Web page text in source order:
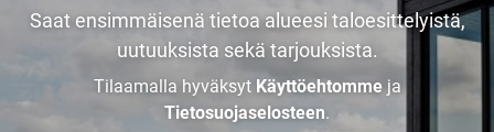
Saat ensimmäisenä tietoa alueesi taloesittelyistä,
uutuuksista sekä tarjouksista.
Tilaamalla hyväksyt Käyttöehtommeja
Tietosuojaselosteen.
TALOKIRJA ON
JULKAISTU